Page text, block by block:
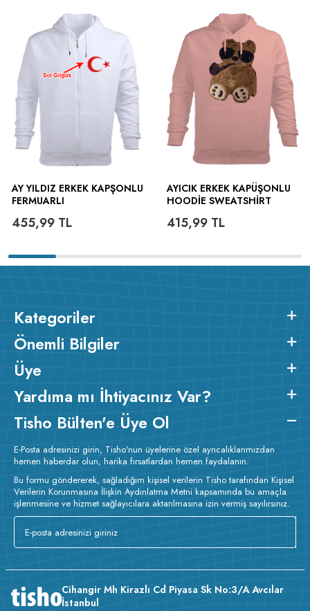
AY YILDIZ ERKEK KAPŞONLU
FERMUARLI
455,99 TL
AYICIK ERKEK KAPÜŞONLU
HOODIE SWEATSHIRT
415,99TL
Kategoriler
Önemli Bilgiler
Üye
Yardıma mı İhtiyacınız Var?
Tisho Bülten'e Üye Ol
E-Posta adresinizi girin, Tisho'nun üyelerine özel ayrıcalıklarımızdan
hemen haberdar olun, harika fırsatlardan hemen faydalanın.
Bu formu göndererek, sağladığım kişisel verilerin Tisho tarafından Kişisel
Verilerin Korunmasına İlişkin Aydınlatma Metni kapsamında bu amaçla
işlenmesine ve hizmet sağlayıcılara aktarılmasına izin vermiş sayılırsınız.
Cihangir Mh Kirazlı Cd Piyasa Sk No:3/A Avcılar
İstanbul